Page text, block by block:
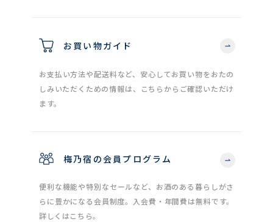
お買い物ガイド
お支払い方法や配送料など、安心してお買い物をおたの
しみいただくための情報は、こちらからご確認いただけ
ます。
梅乃宿の会員プログラム
便利な機能や特別なセールなど、お酒のある暮らしがさ
らに豊かになる会員制度。入会費・年間費は無料です。
詳しくはこちら。